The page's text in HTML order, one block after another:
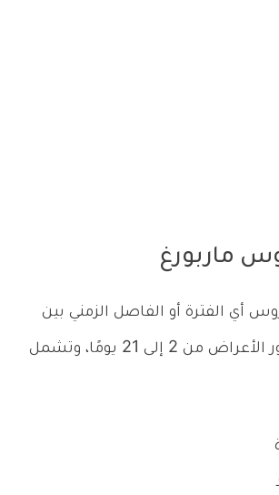
ماربورغ
أي الفترة أو الفاصل الزمني بين
الإصابة حتى ظهور الأعراض من 2 إلى 21 يومًا، وتشمل